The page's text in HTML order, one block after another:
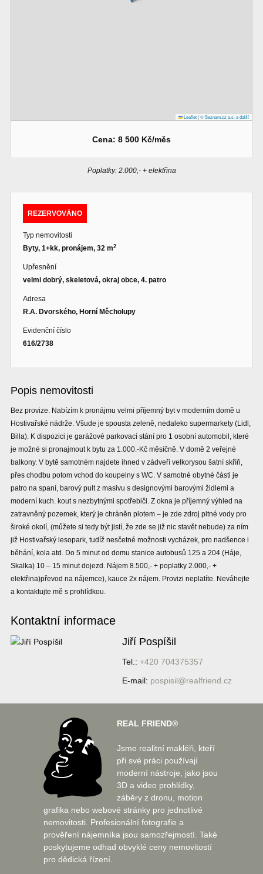
Leaflet|© Seznam.cz a.s. a další
Cena: 8 500 Kč/měs
Poplatky: 2.000,- + elektřina
REZERVOVÁNO
Typ nemovitosti
Byty, 1+kk, pronájem, 32 m2
Upřesnění
velmi dobrý, skeletová, okraj obce, 4. patro
Adresa
R.A. Dvorského, Horní Měcholupy
Evidenční číslo
616/2738
Popis nemovitosti
Bez provize. Nabízím k pronájmu velmi příjemný byt v moderním domě u
Hostivařské nádrže. Všude je spousta zeleně, nedaleko supermarkety (Lidl,
Billa). K dispozici je garážové parkovací stání pro 1 osobní automobil, které
je možné si pronajmout k bytu za 1.000.-Kč měsíčně. V domě 2 veřejné
balkony. V bytě samotném najdete ihned v zádveří velkorysou šatní skříň,
přes chodbu potom vchod do koupelny s WC. V samotné obytné části je
patro na spaní, barový pult z masivu s designovými barovými židlemi a
moderní kuch. kout s nezbytnými spotřebiči. Z okna je příjemný výhled na
zatravněný pozemek, který je chráněn plotem – je zde zdroj pitné vody pro
široké okolí, (můžete si tedy být jistí, že zde se již nic stavět nebude) za ním
již Hostivařský lesopark, tudíž nesčetné možnosti vycházek, pro nadšence i
běhání, kola atd. Do 5 minut od domu stanice autobusů 125 a 204 (Háje,
Skalka) 10 – 15 minut dojezd. Nájem 8.500,- + poplatky 2.000,- +
elektřina)převod na nájemce), kauce 2x nájem. Provizi neplatíte. Neváhejte
a kontaktujte mě s prohlídkou.
Kontaktní informace
Jiří Pospíšil
Tel.: +420 704375357
E-mail: pospisil@realfriend.cz
REAL FRIEND®
Jsme realitní makléři, kteří
při své práci používají
moderní nástroje, jako jsou
3D a video prohlídky,
záběry z dronu, motion
grafika nebo webové stránky pro jednotlivé
nemovitosti. Profesionální fotografie a
prověření nájemníka jsou samozřejmostí. Také
poskytujeme odhad obvyklé ceny nemovitostí
pro dědická řízení.